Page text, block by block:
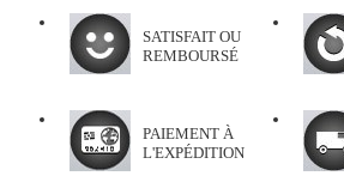
SATISFAIT OU
REMBOURSÉ
PAIEMENT À
L'EXPÉDITION